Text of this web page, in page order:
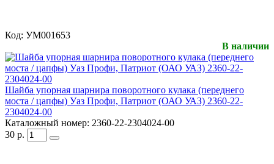
Код: УМ001653
В наличии
Шайба упорная шарнира поворотного кулака (переднего
моста / цапфы) Уаз Профи, Патриот (ОАО УАЗ) 2360-22-
2304024-00
Каталожный номер: 2360-22-2304024-00
30 р.